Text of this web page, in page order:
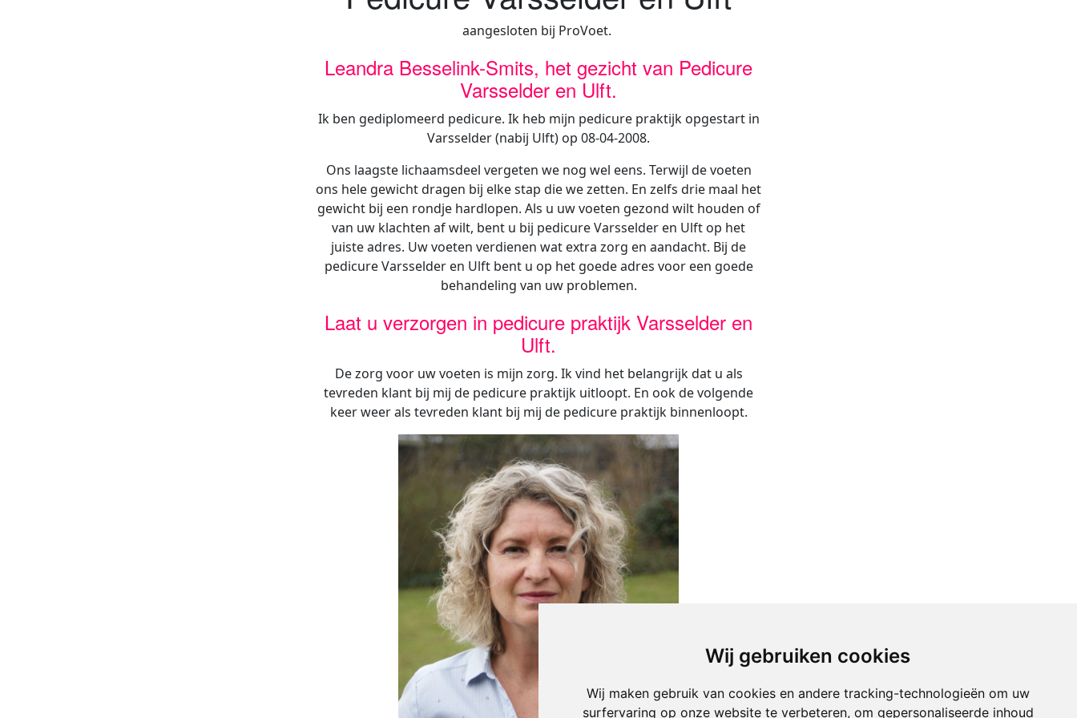
Wij gebruiken cookies
Wij maken gebruik van cookies en andere tracking-technologieën om uw
surfervaring op onze website te verbeteren, om gepersonaliseerde inhoud
aangesloten bij ProVoet.
Leandra Besselink-Smits, het gezicht van Pedicure
Varsselder en Ulft.
Ik ben gediplomeerd pedicure. Ik heb mijn pedicure praktijk opgestart in
Varsselder (nabij Ulft) op 08-04-2008.
Ons laagste lichaamsdeel vergeten we nog wel eens. Terwijl de voeten
ons hele gewicht dragen bij elke stap die we zetten. En zelfs drie maal het
gewicht bij een rondje hardlopen. Als u uw voeten gezond wilt houden of
van uw klachten af wilt, bent u bij pedicure Varsselder en Ulft op het
juiste adres. Uw voeten verdienen wat extra zorg en aandacht. Bij de
pedicure Varsselder en Ulft bent u op het goede adres voor een goede
behandeling van uw problemen.
Laat u verzorgen in pedicure praktijk Varsselder en
Ulft.
De zorg voor uw voeten is mijn zorg. Ik vind het belangrijk dat u als
tevreden klant bij mij de pedicure praktijk uitloopt. En ook de volgende
keer weer als tevreden klant bij mij de pedicure praktijk binnenloopt.